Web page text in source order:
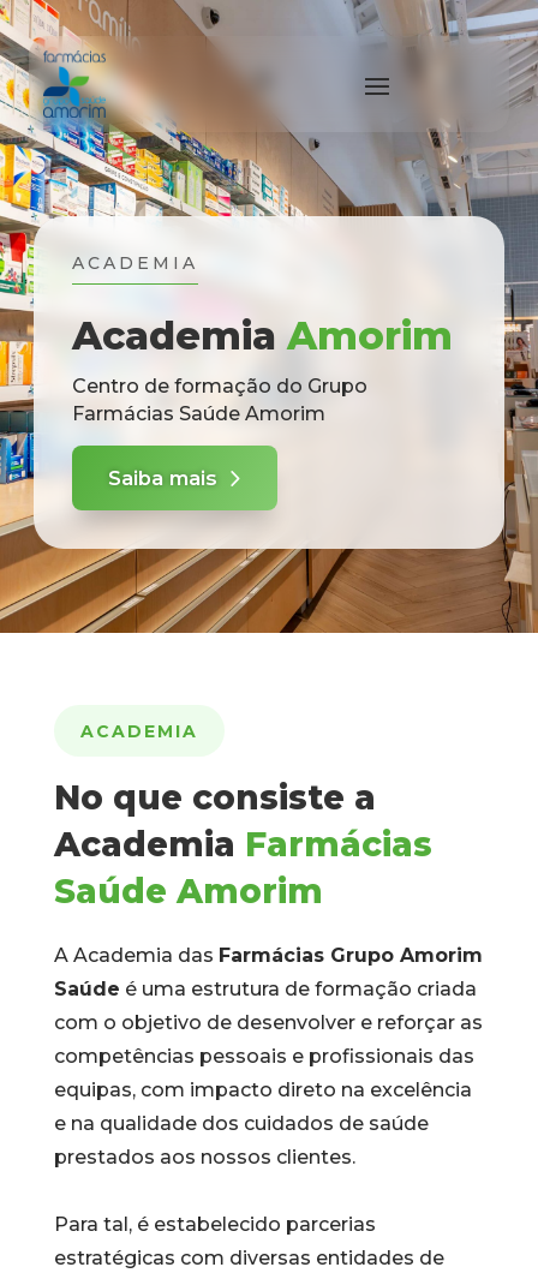
ACADEMIA
AcademiaAmorim
Centro de formação do Grupo
Farmácias Saúde Amorim
Saiba mais
ACADEMIA
No que consiste a
Academia Farmácias
Saúde Amorim
A Academia das Farmácias Grupo Amorim
Saúde é uma estrutura de formação criada
com o objetivo de desenvolver e reforçar as
competências pessoais e profissionais das
equipas, com impacto direto na excelência
e na qualidade dos cuidados de saúde
prestados aos nossos clientes.
Para tal, é estabelecido parcerias
estratégicas com diversas entidades de